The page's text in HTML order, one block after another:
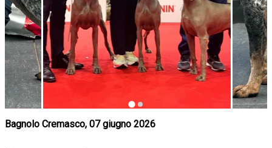
Bagnolo Cremasco, 07 giugno 2026